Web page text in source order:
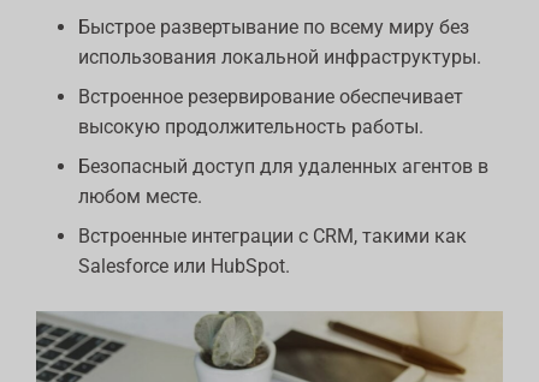
Быстрое развертывание по всему миру без
использования локальной инфраструктуры.
Встроенное резервирование обеспечивает
высокую продолжительность работы.
Безопасный доступ для удаленных агентов в
любом месте.
Встроенные интеграции с CRM, такими как
Salesforce или HubSpot.